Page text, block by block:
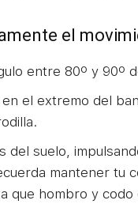
el
entre 80º y 90º
el extremo del
suelo,
mantener tu
que hombro y codo